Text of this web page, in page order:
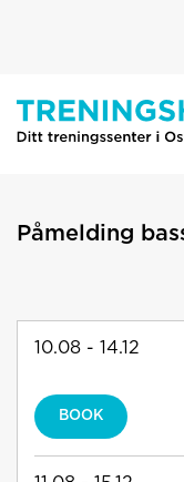
Påmelding
10.08 - 14.12
BOOK